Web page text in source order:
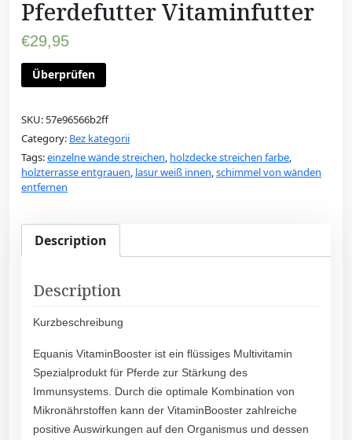
Pferdefutter Vitaminfutter
€29,95
Überprüfen
SKU: 57e96566b2ff
Category: Bez kategorii
Tags:einzelne wände streichen, holzdecke streichen farbe,
holzterrasse entgrauen, lasur weiß innen,schimmel von wänden
entfernen
Description
Description
Kurzbeschreibung
Equanis VitaminBooster ist ein flüssiges Multivitamin
Spezialprodukt für Pferde zur Stärkung des
Immunsystems. Durch die optimale Kombination von
Mikronährstoffen kann der VitaminBooster zahlreiche
positive Auswirkungen auf den Organismus und dessen